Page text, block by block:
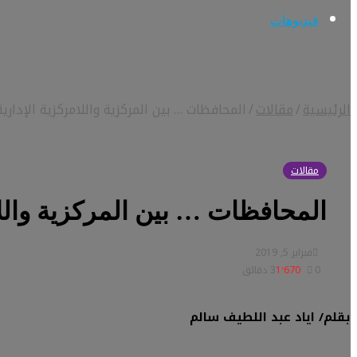
فيديوهات
الرئيسية/مقالات/المحافظات … بين المركزية واللامركزية
مقالات
المحافظات … بين المركزية
فبراير 5, 2019
0
1٬6703 دقائق
بقلم/ اياد عبد اللطيف سالم